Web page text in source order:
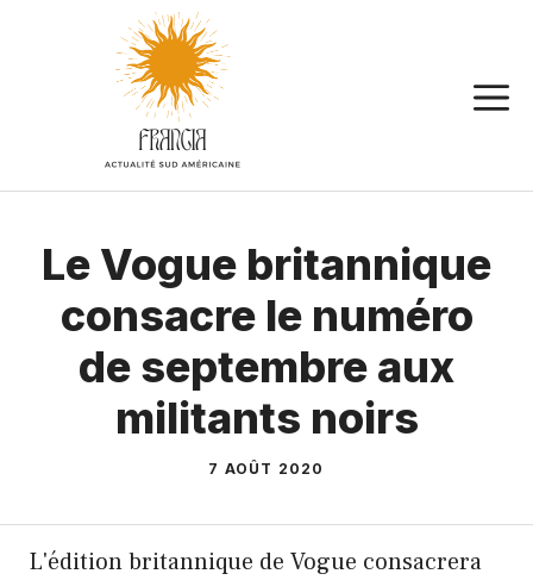
Le Vogue britannique
consacre le numéro
de septembre aux
militants noirs
7 AOÛT 2020
L'édition britannique de Vogue consacrera